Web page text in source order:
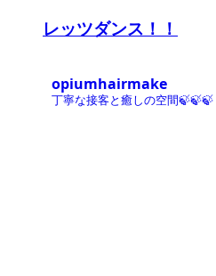
レッツダンス！！
opiumhairmake
丁寧な接客と癒しの空間🍃🍃🍃